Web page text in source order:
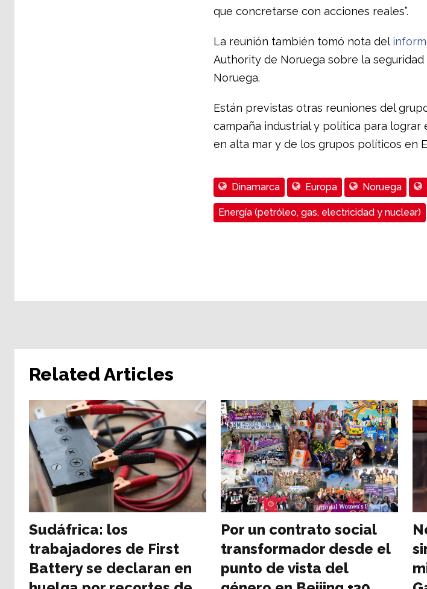
que concretarse con acciones reales”.
La reunión también tomó nota del
Authority de Noruega sobre la
Noruega.
Están previstas otras reuniones del
campaña industrial y política para lograr
en alta mar y de los grupos políticos en
Dinamarca Europa Noruega
Energía (petróleo, gas, electricidad y nuclear)
Related Articles
Sudáfrica: los
trabajadores de First
Battery se declaran en
Por un contrato social
transformador desde el
punto de vista del